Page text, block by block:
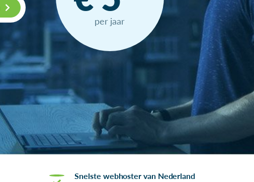
per jaar
Snelste webhoster van Nederland